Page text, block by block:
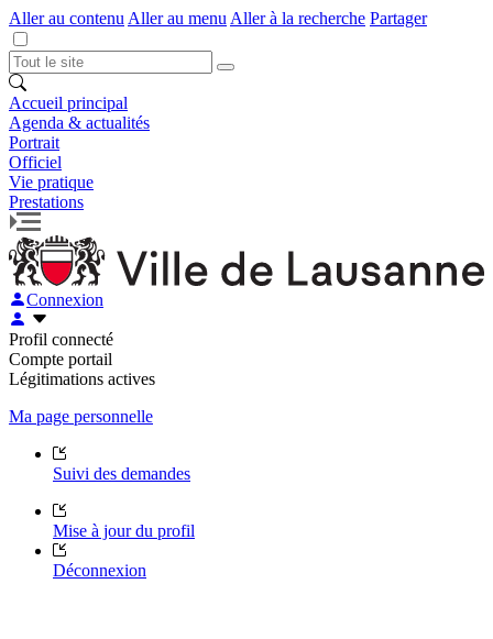
Aller au contenu Aller au menu Aller à la recherche Partager
Accueil principal
Agenda & actualités
Portrait
Officiel
Vie pratique
Prestations
Connexion
Profil connecté
Compte portail
Légitimations actives
Ma page personnelle
Suivi des demandes
Mise à jour du profil
Déconnexion